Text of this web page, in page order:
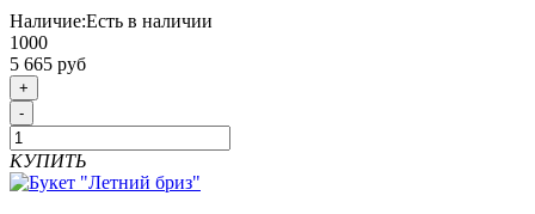
Наличие:Есть в наличии
1000
5 665 руб
+
-
КУПИТЬ